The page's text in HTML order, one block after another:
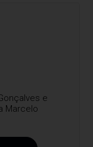
e
Marcelo